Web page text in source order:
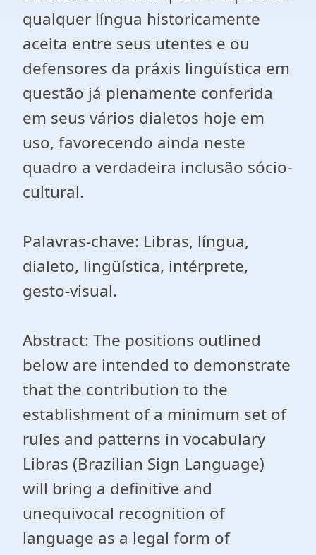
qualquer língua historicamente
aceita entre seus utentes e ou
defensores da práxis lingüística em
questão já plenamente conferida
em seus vários dialetos hoje em
uso, favorecendo ainda neste
quadro a verdadeira inclusão sócio-
cultural.
Palavras-chave: Libras, língua,
dialeto, lingüística, intérprete,
gesto-visual.
Abstract: The positions outlined
below are intended to demonstrate
that the contribution to the
establishment of a minimum set of
rules and patterns in vocabulary
Libras (Brazilian Sign Language)
will bring a definitive and
unequivocal recognition of
language as a legal form of